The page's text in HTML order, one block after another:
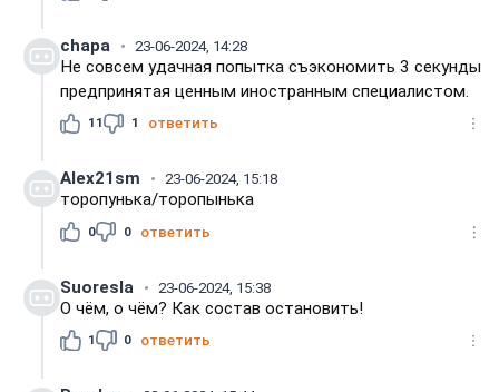
chapa 23-06-2024, 14:28
Не совсем удачная попытка съэкономить 3 секунды
предпринятая ценным иностранным специалистом.
11 1 ответить
Alex21sm 23-06-2024, 15:18
торопунька/торопынька
0 0 ответить
Suoresla 23-06-2024, 15:38
О чём, о чём? Как состав остановить!
1 0 ответить